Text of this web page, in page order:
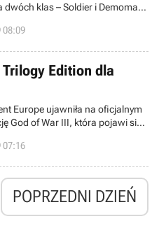
dwóch klas – Soldier i Demoman
nimi ostrą rywalizację o
Dzisiaj wiemy, że wygrali
08:09
Edition dla
Europe ujawniła na oficjalnym
God of War III, która pojawi się
na brak God of War Collection
zostaną zadośćuczynione, bo
07:16
POPRZEDNI DZIEŃ